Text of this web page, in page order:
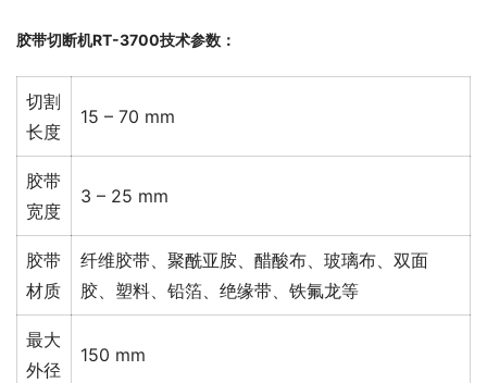
胶带切断机RT-3700技术参数：
切割
长度
15 – 70 mm
胶带
宽度
3 – 25 mm
胶带
材质
纤维胶带、聚酰亚胺、醋酸布、玻璃布、双面
胶、塑料、铅箔、绝缘带、铁氟龙等
最大
外径
150 mm